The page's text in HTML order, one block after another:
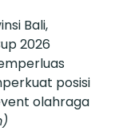
Bali,
2026
posisi
olahraga